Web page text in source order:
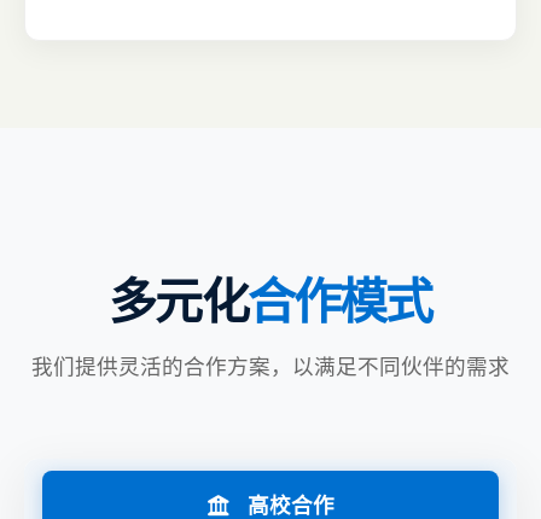
多元化合作模式
我们提供灵活的合作方案，以满足不同伙伴的需求
高校合作